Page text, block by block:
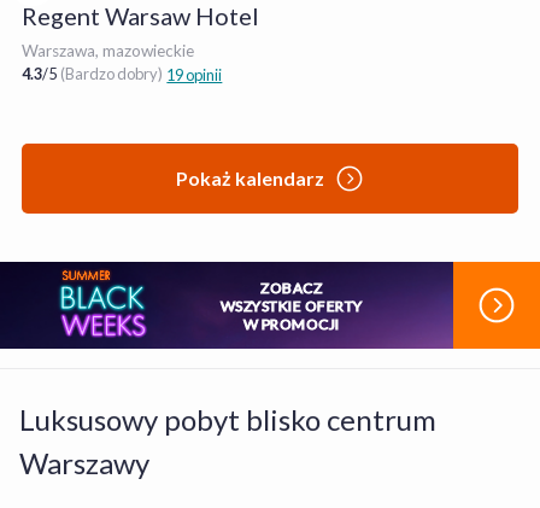
Regent Warsaw Hotel
Warszawa, mazowieckie
4.3/5 (Bardzo dobry) 19 opinii
Pokaż kalendarz
ZOBACZ
WSZYSTKIE OFERTY
W PROMOCJI
Luksusowy pobyt blisko centrum
Warszawy